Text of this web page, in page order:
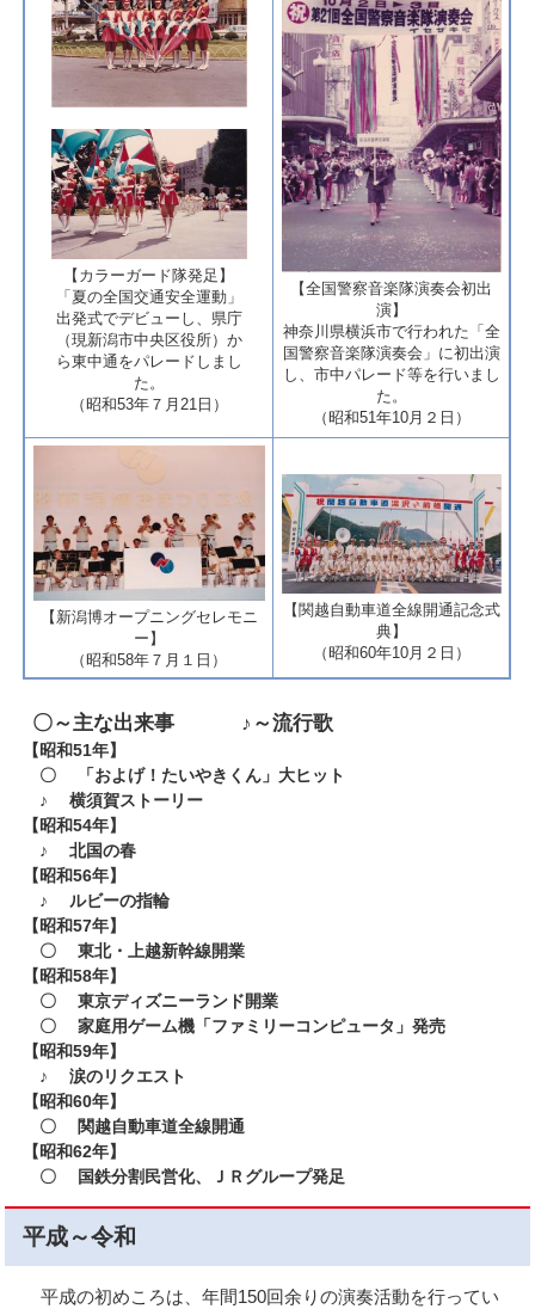
​【カラーガード隊発足】
「夏の全国交通安全運動」
出発式でデビューし、県庁
（現新潟市中央区役所）か
ら東中通をパレードしまし
た。
（昭和53年７月21日）
​【全国警察音楽隊演奏会初出
演】
神奈川県横浜市で行われた「全
国警察音楽隊演奏会」に初出演
し、市中パレード等を行いまし
た。​
（昭和51年10月２日）​
​【新潟博オープニングセレモニ
ー】
（昭和58年７月１日）
​【関越自動車道全線開通記念式
典】
（昭和60年10月２日）​
〇～主な出来事 ♪～流行歌
【昭和51年】
〇 「およげ！たいやきくん」大ヒット
♪ 横須賀ストーリー
【昭和54年】
♪ 北国の春
【昭和56年】
♪ ルビーの指輪
【昭和57年】
〇 東北・上越新幹線開業
​【昭和58年】
〇 東京ディズニーランド開業
〇 家庭用ゲーム機「ファミリーコンピュータ」発売
【昭和59年】
♪ 涙のリクエスト
【昭和60年】
〇 関越自動車道全線開通
【昭和62年】
〇 国鉄分割民営化、ＪＲグループ発足
平成～令和
平成の初めころは、年間150回余りの演奏活動を行ってい